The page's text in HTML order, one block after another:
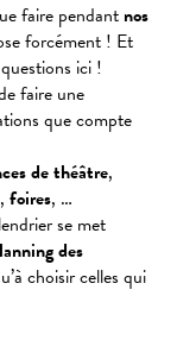
faire pendant nos
forcément ! Et
ici !
faire une
que compte
dethéâtre,
, foires, …
se met
des
choisir celles qui